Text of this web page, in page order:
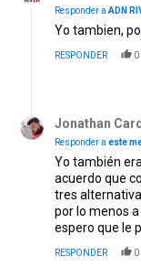
Responder a ADN
Yo tambien,
RESPONDER 0
Jonathan
Responder a este
Yo también
acuerdo que
tres
por lo menos
espero que le
RESPONDER 0